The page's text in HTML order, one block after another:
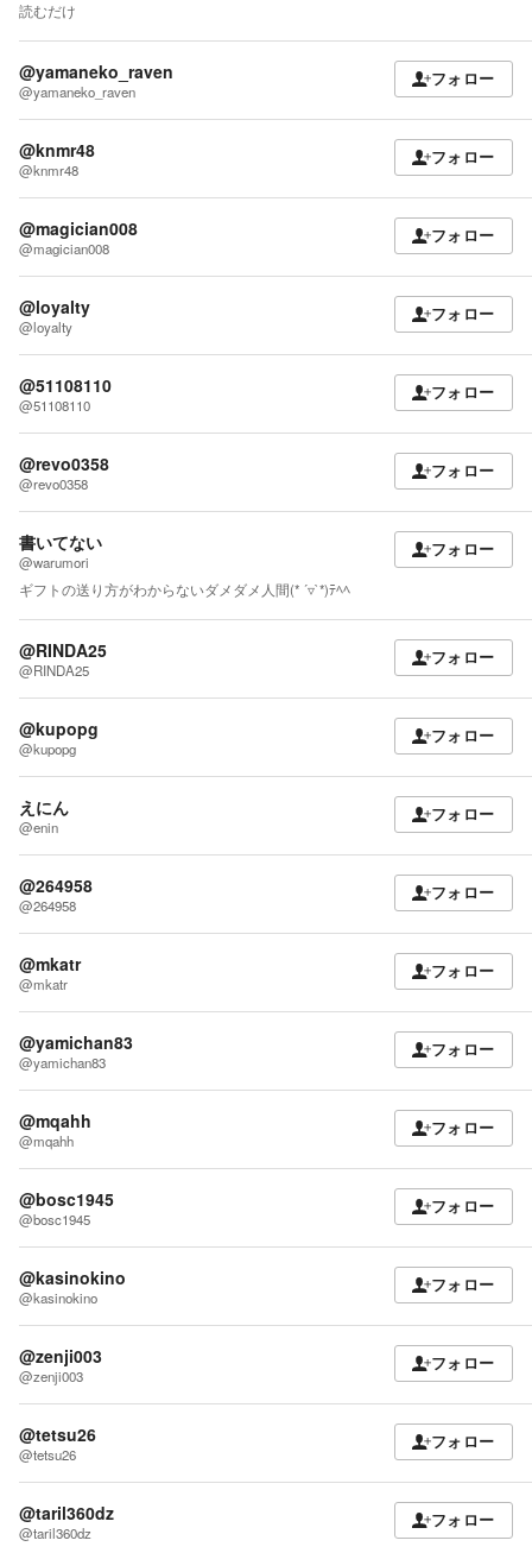
読むだけ
@yamaneko_raven
@yamaneko_raven
フォロー
@knmr48
@knmr48
フォロー
@magician008
@magician008
フォロー
@loyalty
@loyalty
フォロー
@51108110
@51108110
フォロー
@revo0358
@revo0358
フォロー
書いてない
@warumori
フォロー
ギフトの送り方がわからないダメダメ人間(* ´▿`*)ﾃﾍﾍ
@RINDA25
@RINDA25
フォロー
@kupopg
@kupopg
フォロー
えにん
@enin
フォロー
@264958
@264958
フォロー
@mkatr
@mkatr
フォロー
@yamichan83
@yamichan83
フォロー
@mqahh
@mqahh
フォロー
@bosc1945
@bosc1945
フォロー
@kasinokino
@kasinokino
フォロー
@zenji003
@zenji003
フォロー
@tetsu26
@tetsu26
フォロー
@taril360dz
@taril360dz
フォロー